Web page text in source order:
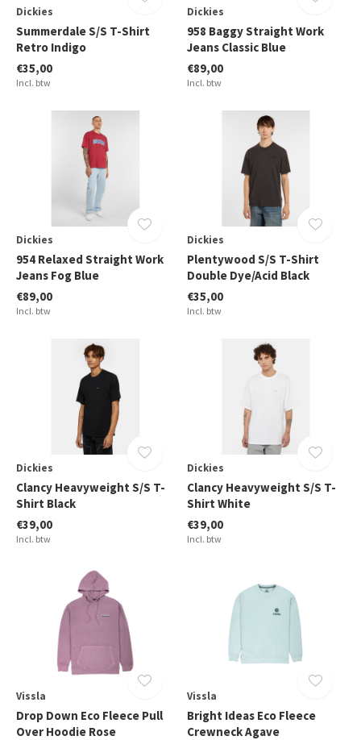
Dickies
Summerdale S/S T-Shirt
Retro Indigo
€35,00
Incl. btw
Dickies
958 Baggy Straight Work
Jeans Classic Blue
€89,00
Incl. btw
Dickies
954 Relaxed Straight Work
Jeans Fog Blue
€89,00
Incl. btw
Dickies
Plentywood S/S T-Shirt
Double Dye/Acid Black
€35,00
Incl. btw
Dickies
Clancy Heavyweight S/S T-
Shirt Black
€39,00
Incl. btw
Dickies
Clancy Heavyweight S/S T-
Shirt White
€39,00
Incl. btw
Vissla
Drop Down Eco Fleece Pull
Over Hoodie Rose
Vissla
Bright Ideas Eco Fleece
Crewneck Agave